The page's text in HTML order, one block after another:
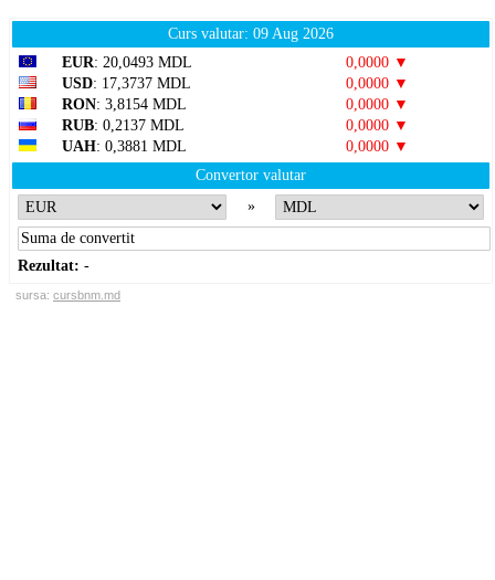
Curs valutar: 09 Aug 2026
EUR: 20,0493 MDL
0,0000 ▼
USD: 17,3737 MDL
0,0000 ▼
RON: 3,8154 MDL
0,0000 ▼
RUB: 0,2137 MDL
0,0000 ▼
UAH: 0,3881 MDL
0,0000 ▼
Convertor valutar
»
Rezultat: -
sursa: cursbnm.md